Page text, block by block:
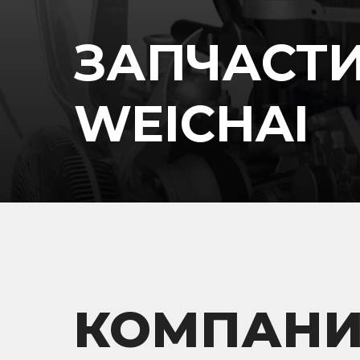
WEICHAI